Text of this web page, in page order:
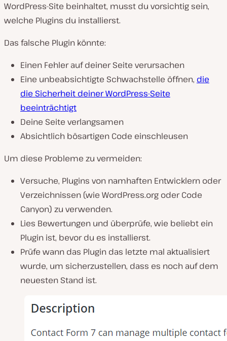
WordPress-Site beinhaltet, musst du vorsichtig sein,
welche Plugins du installierst.
Das falsche Plugin könnte:
Einen Fehler auf deiner Seite verursachen
Eine unbeabsichtigte Schwachstelle öffnen, die
die Sicherheit deiner WordPress-Seite
beeinträchtigt
Deine Seite verlangsamen
Absichtlich bösartigen Code einschleusen
Um diese Probleme zu vermeiden:
Versuche, Plugins von namhaften Entwicklern oder
Verzeichnissen (wie WordPress.org oder Code
Canyon) zu verwenden.
Lies Bewertungen und überprüfe, wie beliebt ein
Plugin ist, bevor du es installierst.
Prüfe wann das Plugin das letzte mal aktualisiert
wurde, um sicherzustellen, dass es noch auf dem
neuesten Stand ist.